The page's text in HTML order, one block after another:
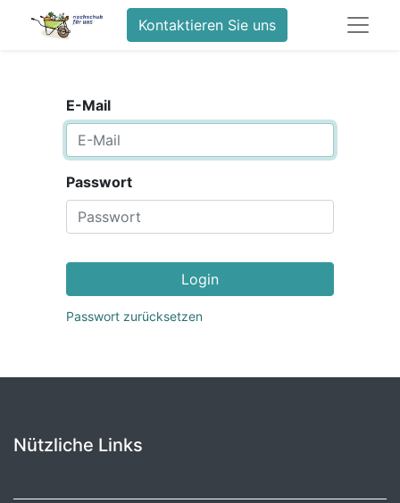
Kontaktieren Sie uns
E-Mail
Passwort
Login
Passwort zurücksetzen
Nützliche Links